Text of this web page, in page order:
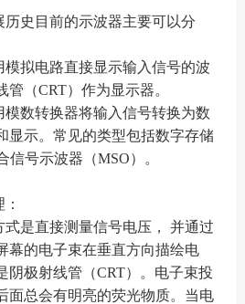
历史目前的示波器主要可以分
模拟电路直接显示输入信号的波
（CRT）作为显示器。
模数转换器将输入信号转换为数
显示。常见的类型包括数字存储
信号示波器（MSO）。
是直接测量信号电压， 并通过
幕的电子束在垂直方向描绘电
阴极射线管（CRT）。电子束投
面总会有明亮的荧光物质。当电